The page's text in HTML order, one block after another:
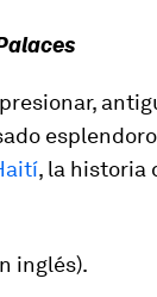
, la historia
inglés).